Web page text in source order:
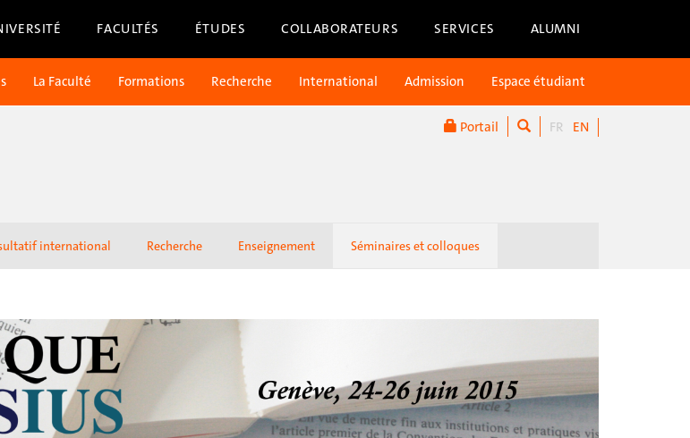
FACULTÉS ÉTUDES COLLABORATEURS SERVICES ALUMNI
Portail FR EN
La Faculté Formations Recherche International Admission Espace étudiant
international Recherche Enseignement Séminaires et colloques